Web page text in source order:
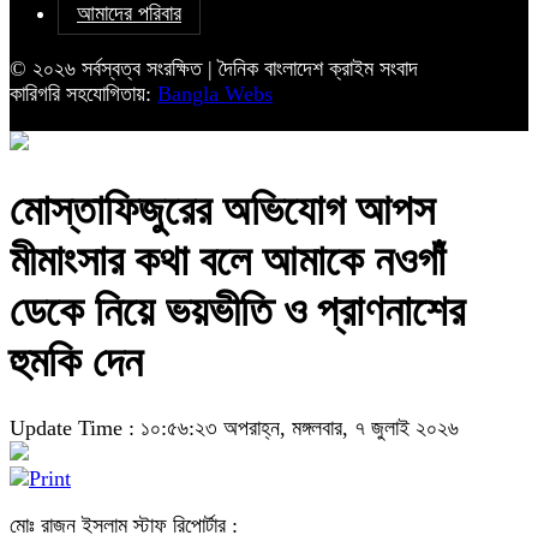
আমাদের পরিবার
© ২০২৬ সর্বস্বত্ব সংরক্ষিত | দৈনিক বাংলাদেশ ক্রাইম সংবাদ
কারিগরি সহযোগিতায়: Bangla Webs
মোস্তাফিজুরের অভিযোগ আপস
মীমাংসার কথা বলে আমাকে নওগাঁ
ডেকে নিয়ে ভয়ভীতি ও প্রাণনাশের
হুমকি দেন
Update Time : ১০:৫৬:২৩ অপরাহ্ন, মঙ্গলবার, ৭ জুলাই ২০২৬
মোঃ রাজন ইসলাম স্টাফ রিপোর্টার :